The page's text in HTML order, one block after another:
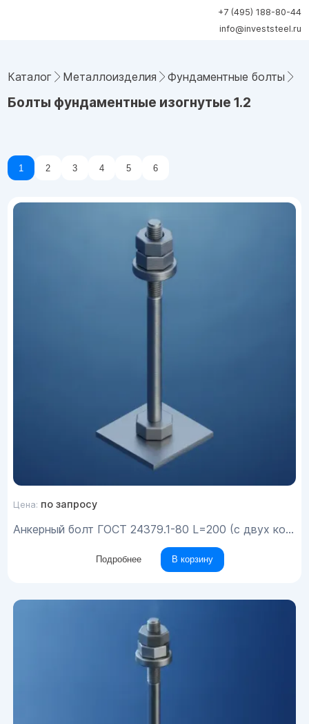
+7 (495) 188-80-44
info@investsteel.ru
Каталог Металлоизделия Фундаментные болты
Болты фундаментные изогнутые 1.2
1 2 3 4 5 6
Цена: по запросу
Анкерный болт ГОСТ 24379.1-80 L=200 (с двух концов) М24х2000
Подробнее В корзину